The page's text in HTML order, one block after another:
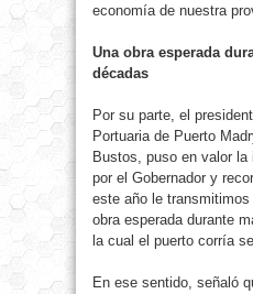
economía de nuestra
Una obra esperada
décadas
Por su parte, el
Portuaria de Puerto
Bustos, puso en valor
por el Gobernador y
este año le
obra esperada durante
la cual el puerto corría
En ese sentido, señaló